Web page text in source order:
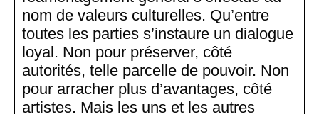
nom de valeurs culturelles. Qu’entre
toutes les parties s’instaure un dialogue
loyal. Non pour préserver, côté
autorités, telle parcelle de pouvoir. Non
pour arracher plus d’avantages, côté
artistes. Mais les uns et les autres